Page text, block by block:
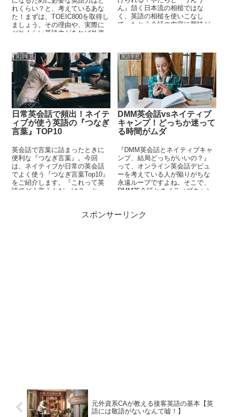
れくらい？と、考えているあな
た！まずは、TOEIC800を取得し
ましょう。その理由や、実際に
どれくらい英語力があれば外資
ます。
ん』頷く日本流の相槌ではな
く、英語の相槌を使いこなし
て、たとえ会話の内容に興味が
英語学習
日常英会話で頻出！ネイテ
ィブが使う英語の『つなぎ
言葉』TOP10
英会話で言葉に詰まったときに
便利な『つなぎ言葉』。今回
は、ネイティブが日常の英会話
でよく使う『つなぎ言葉Top10』
をご紹介します。『これって英
語でどう言うんだっけ？』と、
英語学習
DMM英会話vsネイティブ
キャンプ！どっちか迷って
る時間がムダ
『DMM英会話とネイティブキャ
ンプ、結局どっちがいいの？』
って、オンライン英会話デビュ
ーを考えている人が陥りがちな
永遠ループですよね。そこで、
DMM英会話とネイティブキャン
してみました。
スポンサーリンク
元外資系CAが教える接客英語の基本【英
語には敬語がないなんて嘘！】